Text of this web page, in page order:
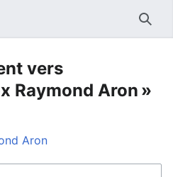
vers
Raymond Aron »
Aron